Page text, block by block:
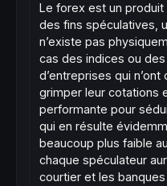
Le forex est un
des fins spéculatives,
n’existe pas
cas des indices ou
d’entreprises qui n’ont
grimper leur cotations
performante pour
qui en résulte
beaucoup plus faible
chaque spéculateur
courtier et les banques